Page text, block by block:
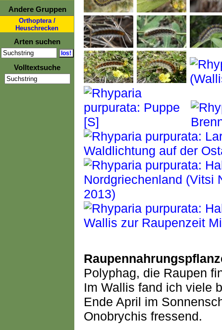
Andere Gruppen
Orthoptera /
Heuschrecken
Arten suchen
Volltextsuche
Polyphag, die Raupen
Im Wallis fand ich viele
Ende April im
Onobrychis fressend.